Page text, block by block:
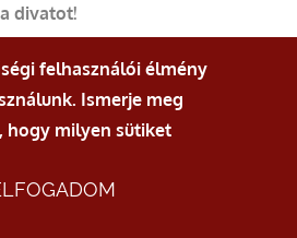
divatot!
jog fenntartva.
nyilatkozat
felhasználói élmény
Ismerje meg
hogy milyen sütiket